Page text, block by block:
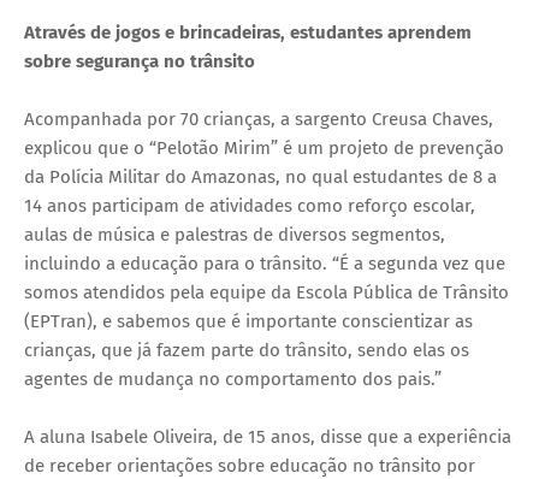
Através de jogos e brincadeiras, estudantes aprendem
sobre segurança no trânsito
Acompanhada por 70 crianças, a sargento Creusa Chaves,
explicou que o “Pelotão Mirim” é um projeto de prevenção
da Polícia Militar do Amazonas, no qual estudantes de 8 a
14 anos participam de atividades como reforço escolar,
aulas de música e palestras de diversos segmentos,
incluindo a educação para o trânsito. “É a segunda vez que
somos atendidos pela equipe da Escola Pública de Trânsito
(EPTran), e sabemos que é importante conscientizar as
crianças, que já fazem parte do trânsito, sendo elas os
agentes de mudança no comportamento dos pais.”
A aluna Isabele Oliveira, de 15 anos, disse que a experiência
de receber orientações sobre educação no trânsito por